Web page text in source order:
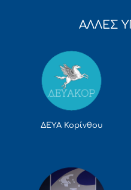
ΑΛΛΕΣ
ΔΕΥΑ Κορίνθου